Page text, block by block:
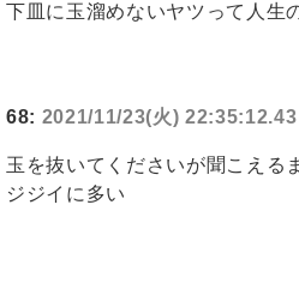
下皿に玉溜めないヤツって人生
68: 2021/11/23(火)
玉を抜いてくださいが聞こえる
ジジイに多い